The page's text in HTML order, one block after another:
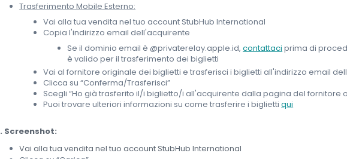
Trasferimento Mobile Esterno:
Vai alla tua vendita nel tuo account StubHub International
Copia l'indirizzo email dell'acquirente
Se il dominio email è @privaterelay.apple.id,contattaci prima di
è valido per il trasferimento dei biglietti
Vai al fornitore originale dei biglietti e trasferisci i biglietti all'indirizzo email
Clicca su “Conferma/Trasferisci”
Scegli “Ho già trasferito il/i biglietto/i all'acquirente dalla pagina del fornitore
Puoi trovare ulteriori informazioni su come trasferire i bigliettiqui
Screenshot:
Vai alla tua vendita nel tuo account StubHub International